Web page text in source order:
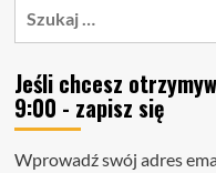
Jeśli chcesz
9:00 - zapisz się
Wprowadź swój adres